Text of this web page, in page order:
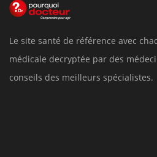
Le site santé de référence avec
médicale decryptée par des
conseils des meilleurs spécialistes.